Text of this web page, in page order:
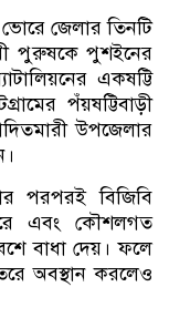
জেলার তিনটি
পুরুষকে পুশইনের
একষট্টি
পঁয়ষট্টিবাড়ী
উপজেলার
পরপরই বিজিবি
এবং কৌশলগত
বাধা দেয়। ফলে
অবস্থান করলেও